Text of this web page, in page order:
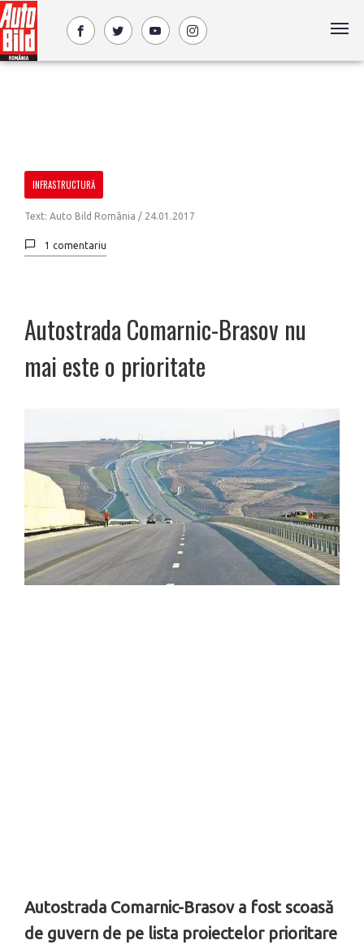
INFRASTRUCTURĂ
Text: Auto Bild România / 24.01.2017
1 comentariu
Autostrada Comarnic-Brasov nu
mai este o prioritate
Autostrada Comarnic-Brasov a fost scoasă
de guvern de pe lista proiectelor prioritare